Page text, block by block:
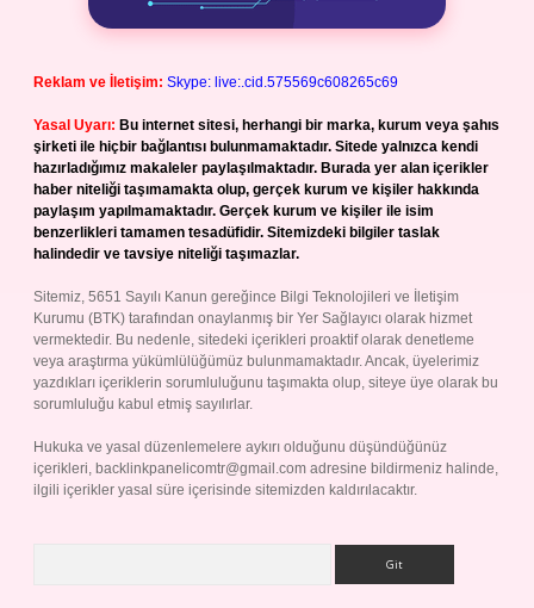
Reklam ve İletişim: Skype: live:.cid.575569c608265c69
Yasal Uyarı: Bu internet sitesi, herhangi bir marka, kurum veya şahıs
şirketi ile hiçbir bağlantısı bulunmamaktadır. Sitede yalnızca kendi
hazırladığımız makaleler paylaşılmaktadır. Burada yer alan içerikler
haber niteliği taşımamakta olup, gerçek kurum ve kişiler hakkında
paylaşım yapılmamaktadır. Gerçek kurum ve kişiler ile isim
benzerlikleri tamamen tesadüfidir. Sitemizdeki bilgiler taslak
halindedir ve tavsiye niteliği taşımazlar.
Sitemiz, 5651 Sayılı Kanun gereğince Bilgi Teknolojileri ve İletişim
Kurumu (BTK) tarafından onaylanmış bir Yer Sağlayıcı olarak hizmet
vermektedir. Bu nedenle, sitedeki içerikleri proaktif olarak denetleme
veya araştırma yükümlülüğümüz bulunmamaktadır. Ancak, üyelerimiz
yazdıkları içeriklerin sorumluluğunu taşımakta olup, siteye üye olarak bu
sorumluluğu kabul etmiş sayılırlar.
Hukuka ve yasal düzenlemelere aykırı olduğunu düşündüğünüz
içerikleri, backlinkpanelicomtr@gmail.com adresine bildirmeniz halinde,
ilgili içerikler yasal süre içerisinde sitemizden kaldırılacaktır.